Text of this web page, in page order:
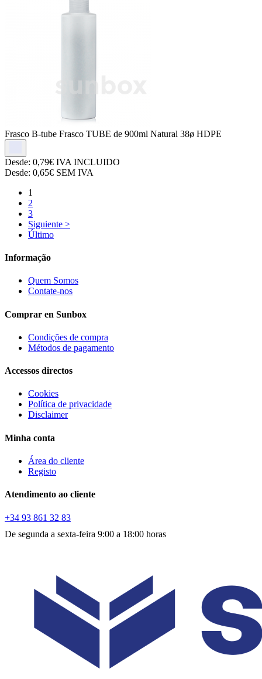
Frasco B-tube Frasco TUBE de 900ml Natural 38ø HDPE
Desde: 0,79€ IVA INCLUIDO
Desde: 0,65€ SEM IVA
1
2
3
Siguiente >
Último
Informação
Quem Somos
Contate-nos
Comprar en Sunbox
Condições de compra
Métodos de pagamento
Accessos directos
Cookies
Política de privacidade
Disclaimer
Minha conta
Área do cliente
Registo
Atendimento ao cliente
+34 93 861 32 83
De segunda a sexta-feira 9:00 a 18:00 horas